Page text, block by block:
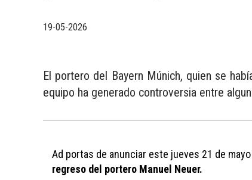
19-05-2026
El portero del Bayern Múnich, quien se
equipo ha generado controversia entre
Ad portas de anunciar este jueves 21 de
regreso del portero Manuel Neuer.